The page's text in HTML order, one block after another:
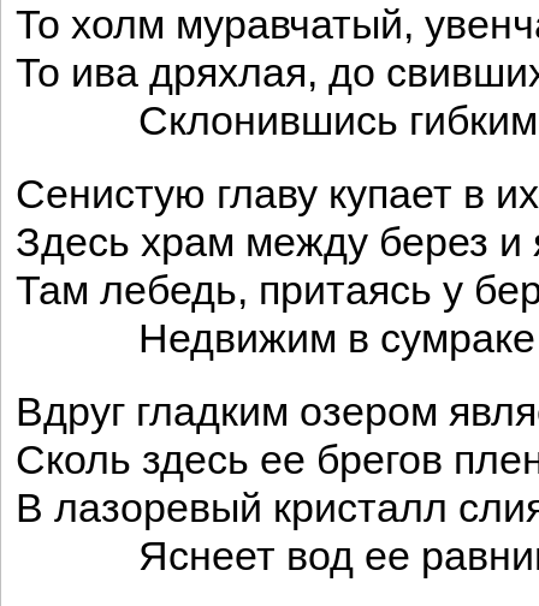
То холм муравчатый,
То ива дряхлая, до
Склонившись
Сенистую главу купает в
Здесь храм между берез и
Там лебедь, притаясь у
Недвижим в сумраке
Вдруг гладким озером
Сколь здесь ее брегов
В лазоревый кристалл
Яснеет вод ее